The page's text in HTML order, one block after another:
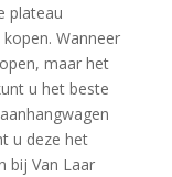
plateau
Wanneer
maar het
u het beste
u deze het
bij Van Laar